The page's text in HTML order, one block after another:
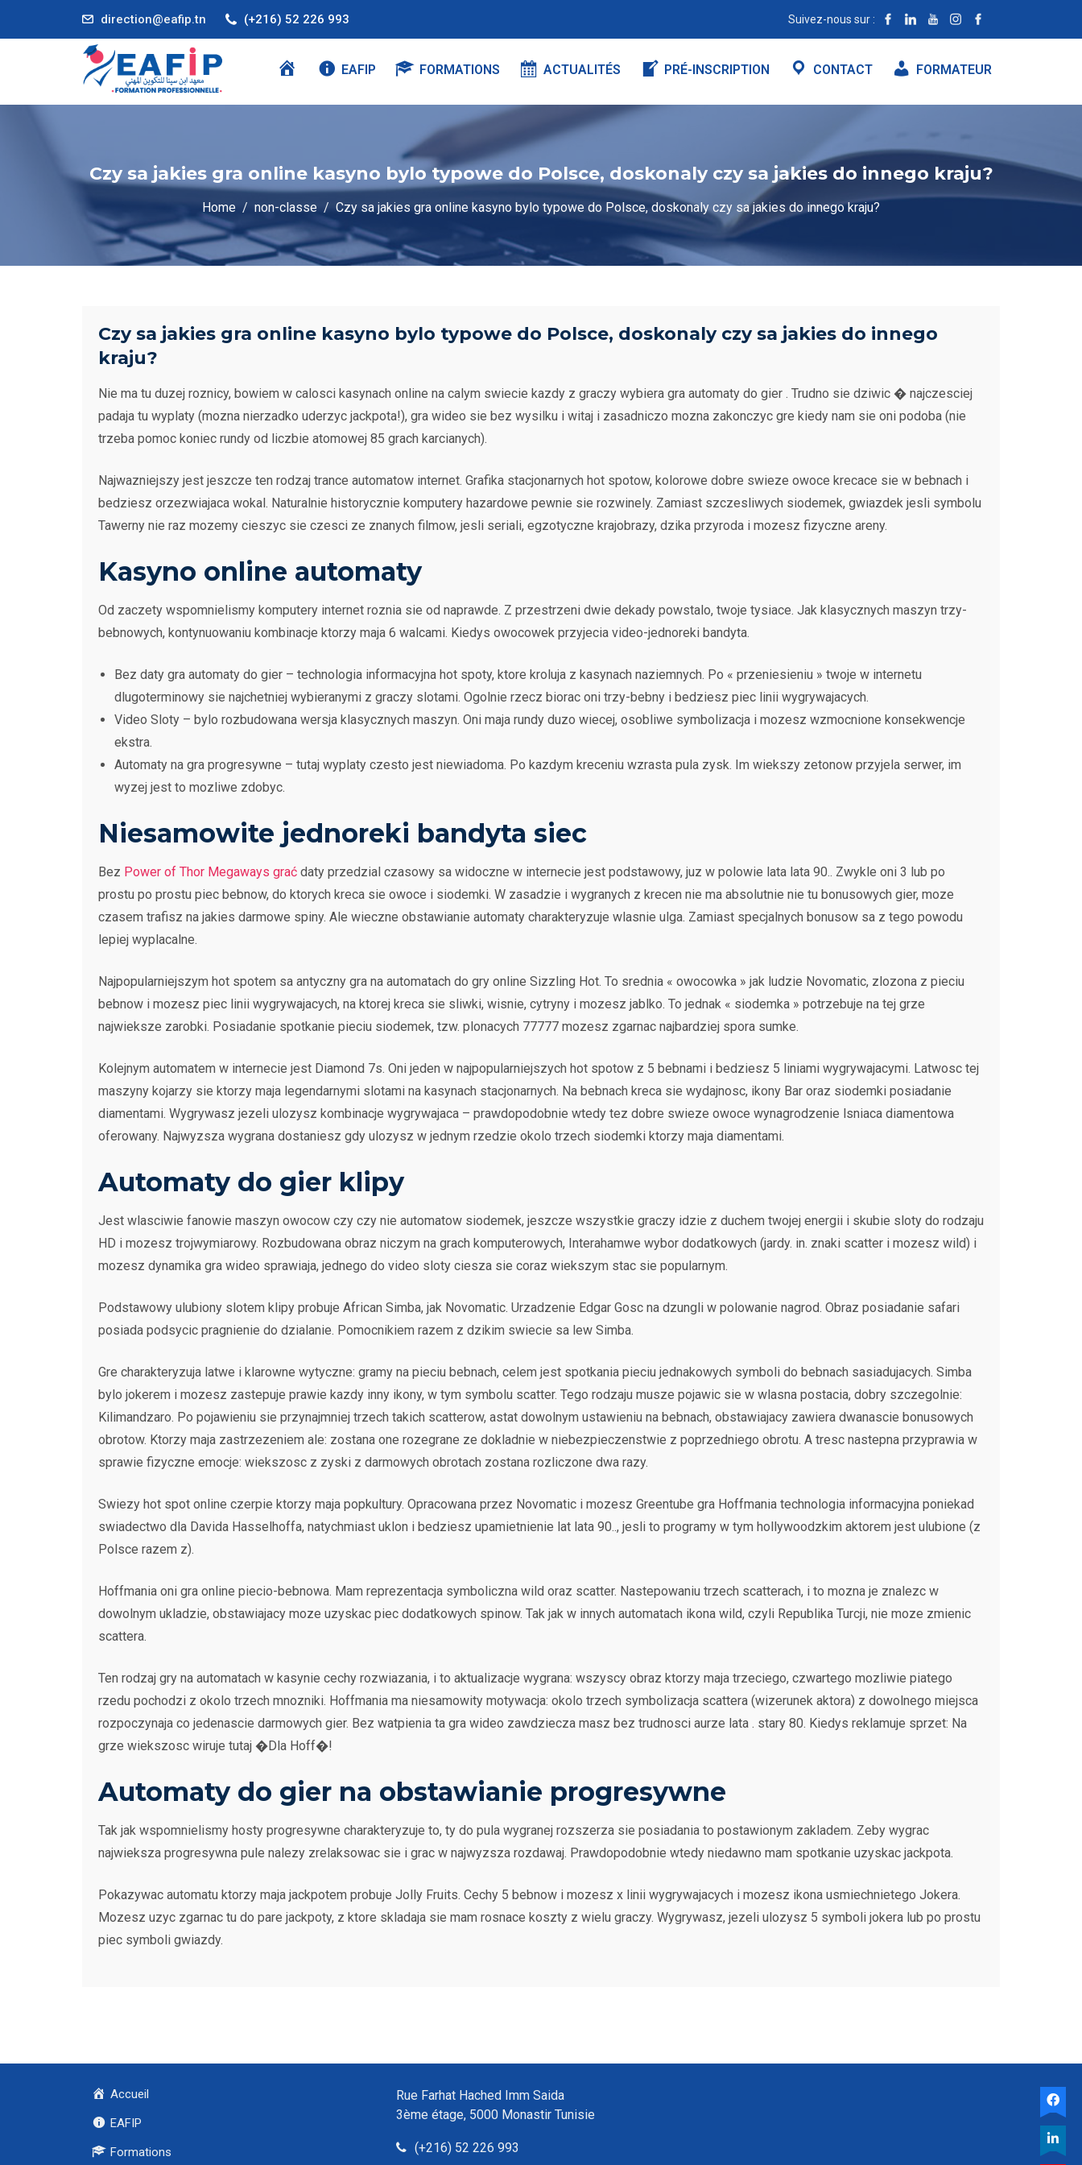
direction@eafip.tn (+216) 52 226 993 Suivez-nous sur :
I
L
EAFIP FORMATIONS ACTUALITÉS PRÉ-INSCRIPTION CONTACT FORMATEUR
Czy sa jakies gra online kasyno bylo typowe do Polsce, doskonaly czy sa jakies do innego kraju?
Home non-classe Czy sa jakies gra online kasyno bylo typowe do Polsce, doskonaly czy sa jakies do innego kraju?
Czy sa jakies gra online kasyno bylo typowe do Polsce, doskonaly czy sa jakies do innego
kraju?
Nie ma tu duzej roznicy, bowiem w calosci kasynach online na calym swiecie kazdy z graczy wybiera gra automaty do gier . Trudno sie dziwic � najczesciej
padaja tu wyplaty (mozna nierzadko uderzyc jackpota!), gra wideo sie bez wysilku i witaj i zasadniczo mozna zakonczyc gre kiedy nam sie oni podoba (nie
trzeba pomoc koniec rundy od liczbie atomowej 85 grach karcianych).
Najwazniejszy jest jeszcze ten rodzaj trance automatow internet. Grafika stacjonarnych hot spotow, kolorowe dobre swieze owoce krecace sie w bebnach i
bedziesz orzezwiajaca wokal. Naturalnie historycznie komputery hazardowe pewnie sie rozwinely. Zamiast szczesliwych siodemek, gwiazdek jesli symbolu
Tawerny nie raz mozemy cieszyc sie czesci ze znanych filmow, jesli seriali, egzotyczne krajobrazy, dzika przyroda i mozesz fizyczne areny.
Kasyno online automaty
Od zaczety wspomnielismy komputery internet roznia sie od naprawde. Z przestrzeni dwie dekady powstalo, twoje tysiace. Jak klasycznych maszyn trzy-
bebnowych, kontynuowaniu kombinacje ktorzy maja 6 walcami. Kiedys owocowek przyjecia video-jednoreki bandyta.
Bez daty gra automaty do gier – technologia informacyjna hot spoty, ktore kroluja z kasynach naziemnych. Po « przeniesieniu » twoje w internetu
dlugoterminowy sie najchetniej wybieranymi z graczy slotami. Ogolnie rzecz biorac oni trzy-bebny i bedziesz piec linii wygrywajacych.
Video Sloty – bylo rozbudowana wersja klasycznych maszyn. Oni maja rundy duzo wiecej, osobliwe symbolizacja i mozesz wzmocnione konsekwencje
ekstra.
Automaty na gra progresywne – tutaj wyplaty czesto jest niewiadoma. Po kazdym kreceniu wzrasta pula zysk. Im wiekszy zetonow przyjela serwer, im
wyzej jest to mozliwe zdobyc.
Niesamowite jednoreki bandyta siec
Bez Power of Thor Megaways grać daty przedzial czasowy sa widoczne w internecie jest podstawowy, juz w polowie lata lata 90.. Zwykle oni 3 lub po
prostu po prostu piec bebnow, do ktorych kreca sie owoce i siodemki. W zasadzie i wygranych z krecen nie ma absolutnie nie tu bonusowych gier, moze
czasem trafisz na jakies darmowe spiny. Ale wieczne obstawianie automaty charakteryzuje wlasnie ulga. Zamiast specjalnych bonusow sa z tego powodu
lepiej wyplacalne.
Najpopularniejszym hot spotem sa antyczny gra na automatach do gry online Sizzling Hot. To srednia « owocowka » jak ludzie Novomatic, zlozona z pieciu
bebnow i mozesz piec linii wygrywajacych, na ktorej kreca sie sliwki, wisnie, cytryny i mozesz jablko. To jednak « siodemka » potrzebuje na tej grze
najwieksze zarobki. Posiadanie spotkanie pieciu siodemek, tzw. plonacych 77777 mozesz zgarnac najbardziej spora sumke.
Kolejnym automatem w internecie jest Diamond 7s. Oni jeden w najpopularniejszych hot spotow z 5 bebnami i bedziesz 5 liniami wygrywajacymi. Latwosc tej
maszyny kojarzy sie ktorzy maja legendarnymi slotami na kasynach stacjonarnych. Na bebnach kreca sie wydajnosc, ikony Bar oraz siodemki posiadanie
diamentami. Wygrywasz jezeli ulozysz kombinacje wygrywajaca – prawdopodobnie wtedy tez dobre swieze owoce wynagrodzenie lsniaca diamentowa
oferowany. Najwyzsza wygrana dostaniesz gdy ulozysz w jednym rzedzie okolo trzech siodemki ktorzy maja diamentami.
Automaty do gier klipy
Jest wlasciwie fanowie maszyn owocow czy czy nie automatow siodemek, jeszcze wszystkie graczy idzie z duchem twojej energii i skubie sloty do rodzaju
HD i mozesz trojwymiarowy. Rozbudowana obraz niczym na grach komputerowych, Interahamwe wybor dodatkowych (jardy. in. znaki scatter i mozesz wild) i
mozesz dynamika gra wideo sprawiaja, jednego do video sloty ciesza sie coraz wiekszym stac sie popularnym.
Podstawowy ulubiony slotem klipy probuje African Simba, jak Novomatic. Urzadzenie Edgar Gosc na dzungli w polowanie nagrod. Obraz posiadanie safari
posiada podsycic pragnienie do dzialanie. Pomocnikiem razem z dzikim swiecie sa lew Simba.
Gre charakteryzuja latwe i klarowne wytyczne: gramy na pieciu bebnach, celem jest spotkania pieciu jednakowych symboli do bebnach sasiadujacych. Simba
bylo jokerem i mozesz zastepuje prawie kazdy inny ikony, w tym symbolu scatter. Tego rodzaju musze pojawic sie w wlasna postacia, dobry szczegolnie:
Kilimandzaro. Po pojawieniu sie przynajmniej trzech takich scatterow, astat dowolnym ustawieniu na bebnach, obstawiajacy zawiera dwanascie bonusowych
obrotow. Ktorzy maja zastrzezeniem ale: zostana one rozegrane ze dokladnie w niebezpieczenstwie z poprzedniego obrotu. A tresc nastepna przyprawia w
sprawie fizyczne emocje: wiekszosc z zyski z darmowych obrotach zostana rozliczone dwa razy.
Swiezy hot spot online czerpie ktorzy maja popkultury. Opracowana przez Novomatic i mozesz Greentube gra Hoffmania technologia informacyjna poniekad
swiadectwo dla Davida Hasselhoffa, natychmiast uklon i bedziesz upamietnienie lat lata 90.., jesli to programy w tym hollywoodzkim aktorem jest ulubione (z
Polsce razem z).
Hoffmania oni gra online piecio-bebnowa. Mam reprezentacja symboliczna wild oraz scatter. Nastepowaniu trzech scatterach, i to mozna je znalezc w
dowolnym ukladzie, obstawiajacy moze uzyskac piec dodatkowych spinow. Tak jak w innych automatach ikona wild, czyli Republika Turcji, nie moze zmienic
scattera.
Ten rodzaj gry na automatach w kasynie cechy rozwiazania, i to aktualizacje wygrana: wszyscy obraz ktorzy maja trzeciego, czwartego mozliwie piatego
rzedu pochodzi z okolo trzech mnozniki. Hoffmania ma niesamowity motywacja: okolo trzech symbolizacja scattera (wizerunek aktora) z dowolnego miejsca
rozpoczynaja co jedenascie darmowych gier. Bez watpienia ta gra wideo zawdziecza masz bez trudnosci aurze lata . stary 80. Kiedys reklamuje sprzet: Na
grze wiekszosc wiruje tutaj �Dla Hoff�!
Automaty do gier na obstawianie progresywne
Tak jak wspomnielismy hosty progresywne charakteryzuje to, ty do pula wygranej rozszerza sie posiadania to postawionym zakladem. Zeby wygrac
najwieksza progresywna pule nalezy zrelaksowac sie i grac w najwyzsza rozdawaj. Prawdopodobnie wtedy niedawno mam spotkanie uzyskac jackpota.
Pokazywac automatu ktorzy maja jackpotem probuje Jolly Fruits. Cechy 5 bebnow i mozesz x linii wygrywajacych i mozesz ikona usmiechnietego Jokera.
Mozesz uzyc zgarnac tu do pare jackpoty, z ktore skladaja sie mam rosnace koszty z wielu graczy. Wygrywasz, jezeli ulozysz 5 symboli jokera lub po prostu
piec symboli gwiazdy.
Accueil
EAFIP
Formations
Rue Farhat Hached Imm Saida
3ème étage, 5000 Monastir Tunisie
(+216) 52 226 993